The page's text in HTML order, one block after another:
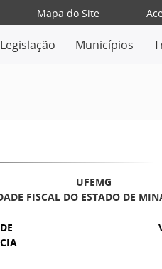
Mapa do Site
Legislação Municípios
UFEMG
FISCAL DO ESTADO DE